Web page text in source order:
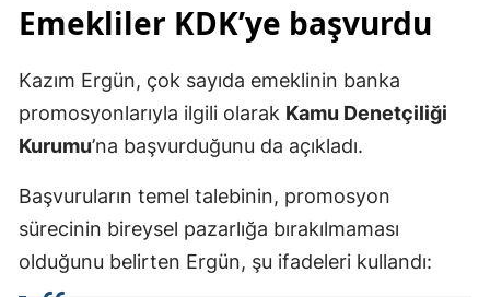
Emekliler KDK’ye başvurdu
Kazım Ergün, çok sayıda emeklinin banka
promosyonlarıyla ilgili olarak Kamu Denetçiliği
Kurumu’na başvurduğunu da açıkladı.
Başvuruların temel talebinin, promosyon
sürecinin bireysel pazarlığa bırakılmaması
olduğunu belirten Ergün, şu ifadeleri kullandı: